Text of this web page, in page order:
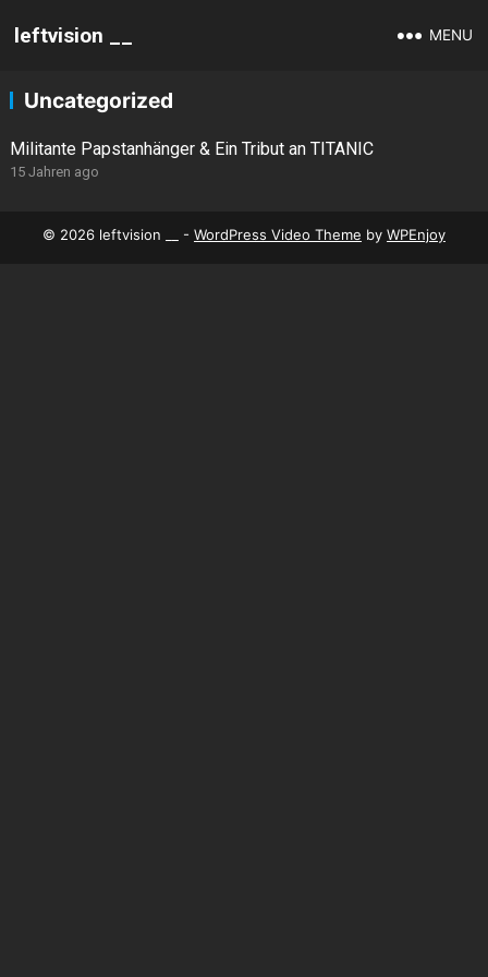
leftvision __ MENU
Uncategorized
Militante Papstanhänger & Ein Tribut an TITANIC
15 Jahren ago
© 2026 leftvision __ - WordPress Video Theme by WPEnjoy